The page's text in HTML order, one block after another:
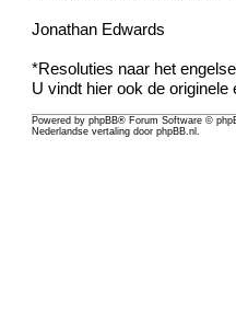
Jonathan Edwards
*Resoluties naar het
U vindt hier ook de originele
Powered byphpBB® Forum Software ©
Nederlandse vertaling doorphpBB.nl.